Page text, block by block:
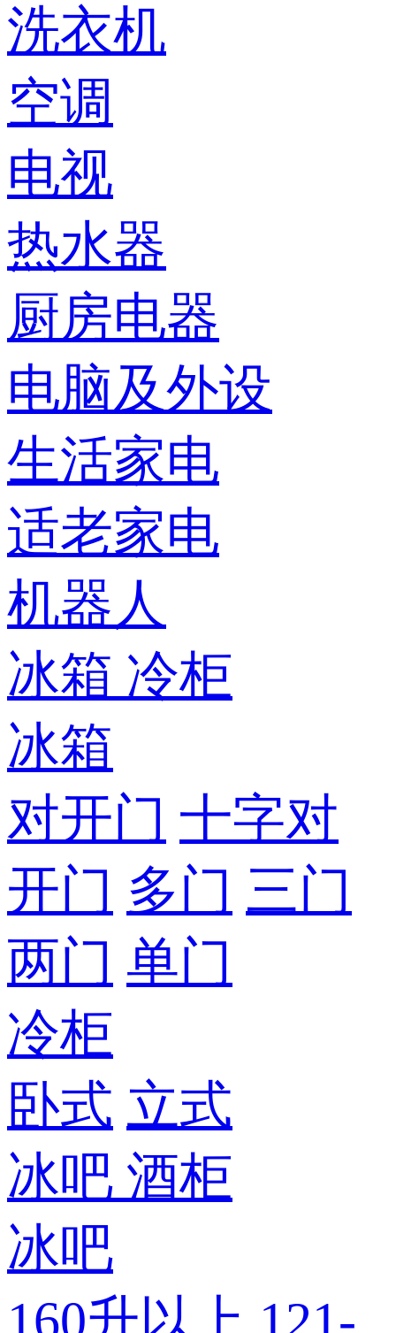
洗衣机
空调
电视
热水器
厨房电器
电脑及外设
生活家电
适老家电
机器人
冰箱 冷柜
冰箱
对开门 十字对
开门 多门 三门
两门 单门
冷柜
卧式 立式
冰吧 酒柜
冰吧
160升以上 121-